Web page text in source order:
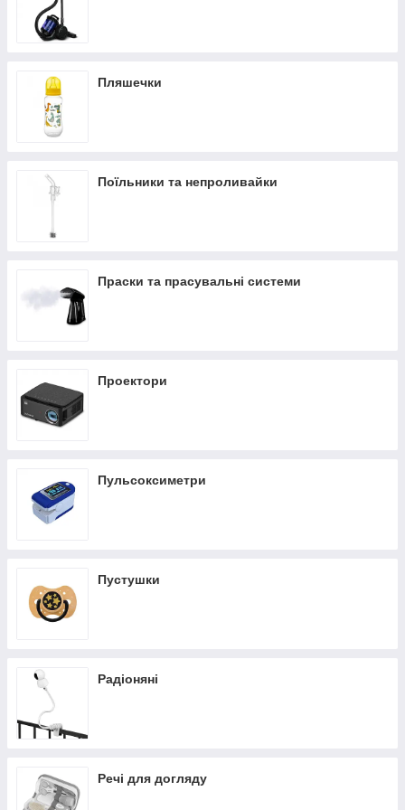
Пляшечки
Поїльники та непроливайки
Праски та прасувальні системи
Проектори
Пульсоксиметри
Пустушки
Радіоняні
Речі для догляду